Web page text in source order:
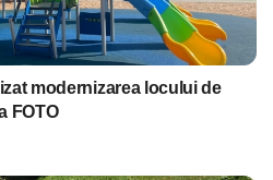
modernizarea locului de
FOTO